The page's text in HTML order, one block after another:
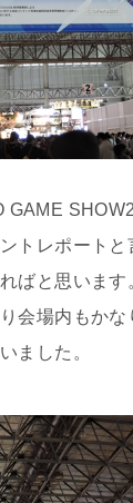
GAME
トレポートと
ばと思いま
会場内もかな
ました。